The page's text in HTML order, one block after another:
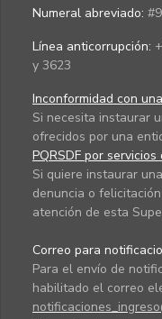
Numeral abreviado:
Línea anticorrupción:
y 3623
Inconformidad con
Si necesita instaurar
ofrecidos por una
PQRSDF por servicios
Si quiere instaurar
denuncia o
atención de esta
Correo para
Para el envío de
habilitado el correo